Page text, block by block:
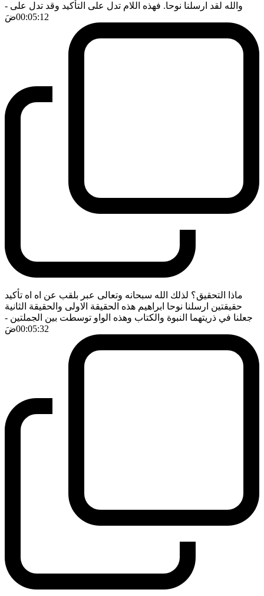
والله لقد ارسلنا نوحا. فهذه اللام تدل على التأكيد وقد تدل على -
00:05:12ضَ
ماذا التحقيق؟ لذلك الله سبحانه وتعالى عبر بلقب عن اه اه تأكيد
حقيقتين ارسلنا نوحا ابراهيم هذه الحقيقة الاولى والحقيقة الثانية
جعلنا في ذريتهما النبوة والكتاب وهذه الواو توسطت بين الجملتين -
00:05:32ضَ